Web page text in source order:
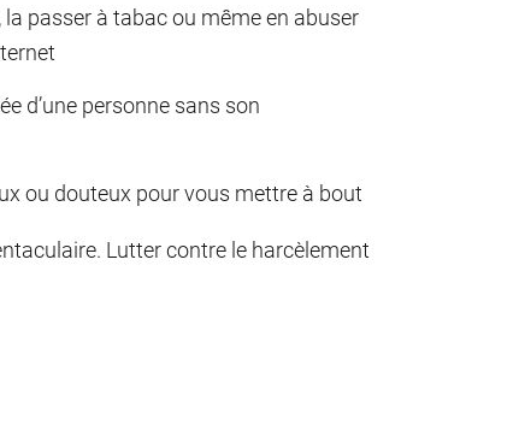
la passer à tabac ou même en abuser
d’une personne sans son
ou douteux pour vous mettre à bout
Lutter contre le harcèlement